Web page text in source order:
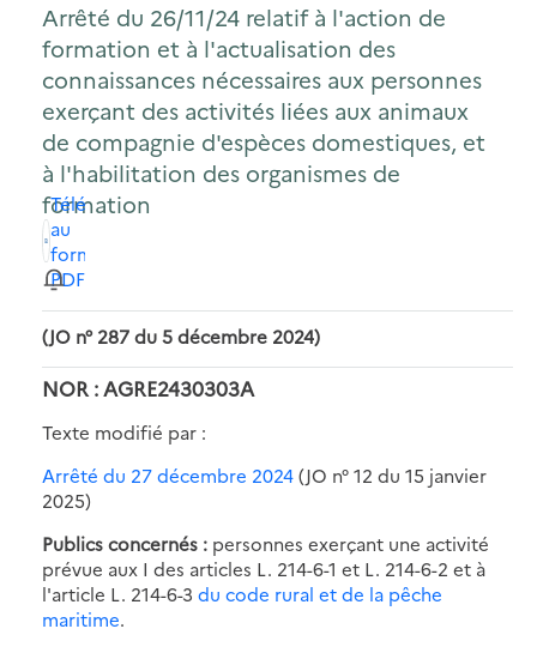
Arrêté du 26/11/24 relatif à l'action de
formation et à l'actualisation des
connaissances nécessaires aux personnes
exerçant des activités liées aux animaux
de compagnie d'espèces domestiques, et
à l'habilitation des organismes de
formation
Télécharger
au
format
PDF
(JO n° 287 du 5 décembre 2024)
NOR : AGRE2430303A
Texte modifié par :
Arrêté du 27 décembre 2024(JO n° 12 du 15 janvier
2025)
Publics concernés : personnes exerçant une activité
prévue aux I des articles L. 214-6-1 et L. 214-6-2 et à
l'article L. 214-6-3 du code rural et de la pêche
maritime.